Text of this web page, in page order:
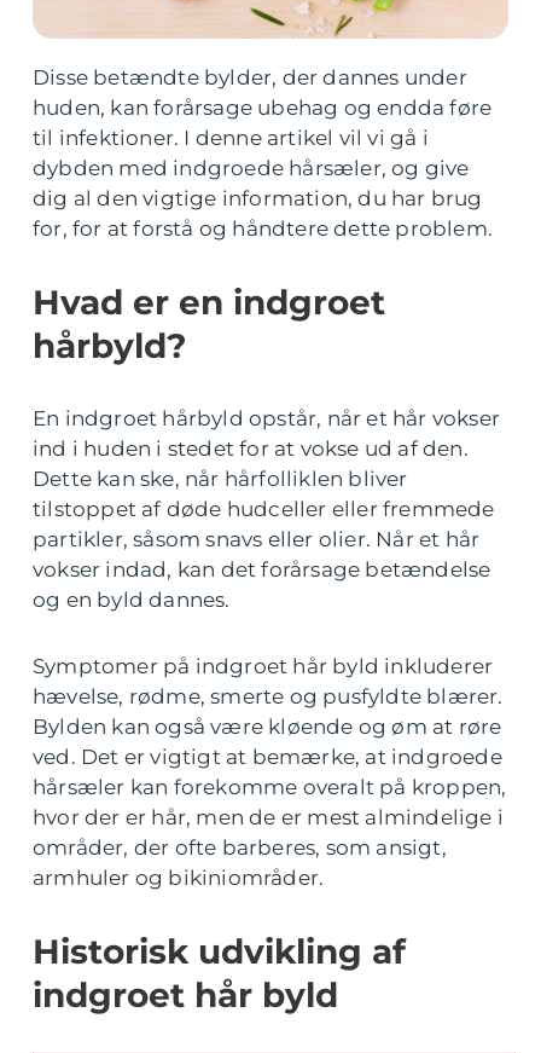
Disse betændte bylder, der dannes under
huden, kan forårsage ubehag og endda føre
til infektioner. I denne artikel vil vi gå i
dybden med indgroede hårsæler, og give
dig al den vigtige information, du har brug
for, for at forstå og håndtere dette problem.
Hvad er en indgroet
hårbyld?
En indgroet hårbyld opstår, når et hår vokser
ind i huden i stedet for at vokse ud af den.
Dette kan ske, når hårfolliklen bliver
tilstoppet af døde hudceller eller fremmede
partikler, såsom snavs eller olier. Når et hår
vokser indad, kan det forårsage betændelse
og en byld dannes.
Symptomer på indgroet hår byld inkluderer
hævelse, rødme, smerte og pusfyldte blærer.
Bylden kan også være kløende og øm at røre
ved. Det er vigtigt at bemærke, at indgroede
hårsæler kan forekomme overalt på kroppen,
hvor der er hår, men de er mest almindelige i
områder, der ofte barberes, som ansigt,
armhuler og bikiniområder.
Historisk udvikling af
indgroet hår byld